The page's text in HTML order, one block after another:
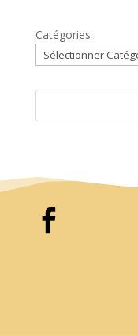
Catégories
